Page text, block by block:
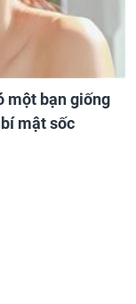
một bạn giống
mật sốc